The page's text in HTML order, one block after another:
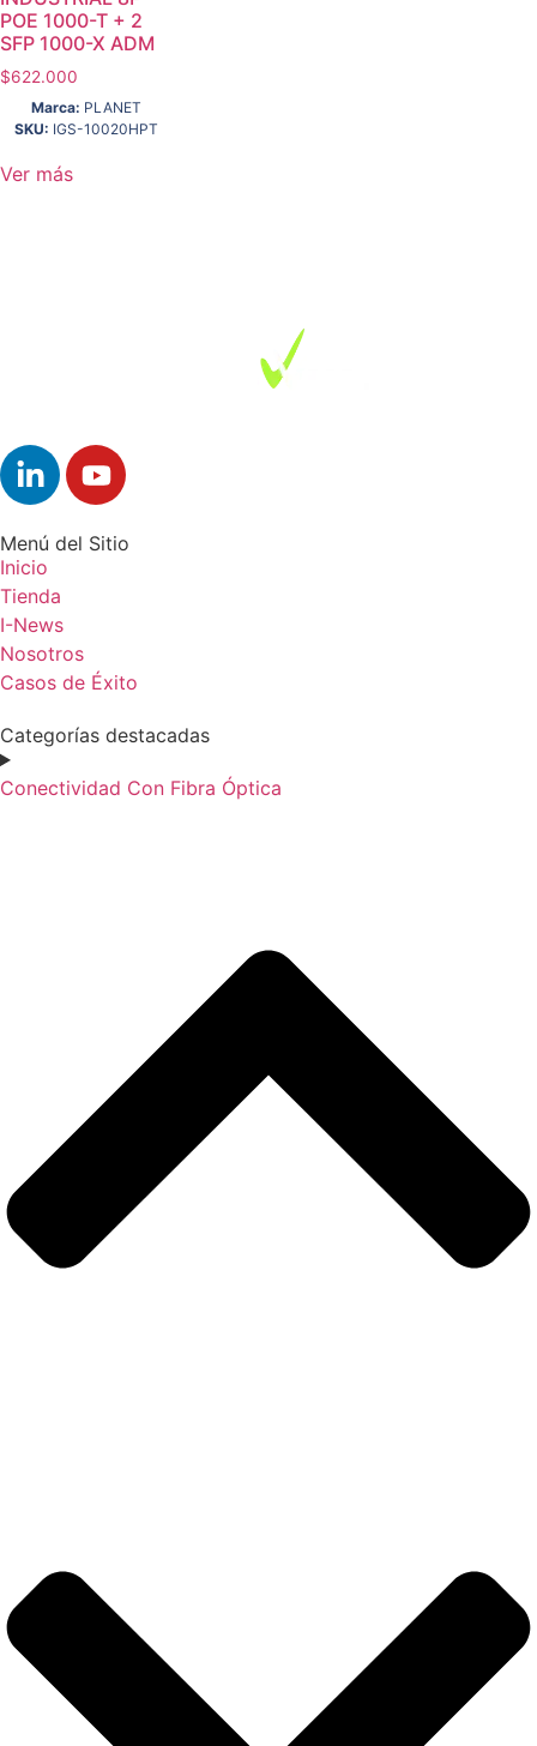
POE 1000-T + 2
SFP 1000-X ADM
$622.000
Marca: PLANET
SKU: IGS-10020HPT
Ver más
Menú del Sitio
Inicio
Tienda
I-News
Nosotros
Casos de Éxito
Categorías destacadas
Conectividad Con Fibra Óptica